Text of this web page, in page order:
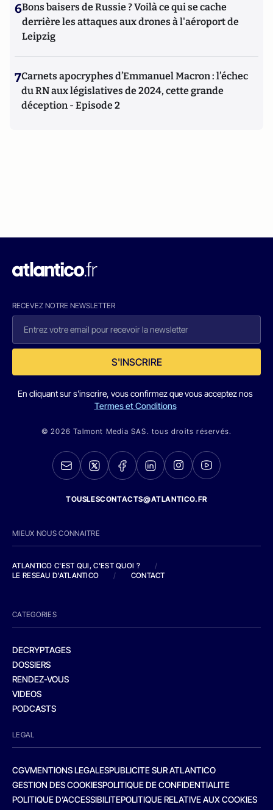
6Bons baisers de Russie ? Voilà ce qui se cache
derrière les attaques aux drones à l'aéroport de
Leipzig
7Carnets apocryphes d’Emmanuel Macron : l’échec
du RN aux législatives de 2024, cette grande
déception - Episode 2
RECEVEZ NOTRE NEWSLETTER
S'INSCRIRE
En cliquant sur s'inscrire, vous confirmez que vous acceptez nos
Termes et Conditions
© 2026 Talmont Media SAS. tous droits réservés.
TOUSLESCONTACTS@ATLANTICO.FR
MIEUX NOUS CONNAITRE
ATLANTICO C'EST QUI, C'EST QUOI ?
/
LE RESEAU D'ATLANTICO
/ CONTACT
CATEGORIES
DECRYPTAGES
DOSSIERS
RENDEZ-VOUS
VIDEOS
PODCASTS
LEGAL
CGVMENTIONS LEGALESPUBLICITE SUR ATLANTICO
GESTION DES COOKIESPOLITIQUE DE CONFIDENTIALITE
POLITIQUE D’ACCESSIBILITEPOLITIQUE RELATIVE AUX COOKIES